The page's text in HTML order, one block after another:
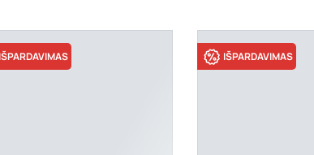
IŠPARDAVIMAS IŠPARDAVIMAS